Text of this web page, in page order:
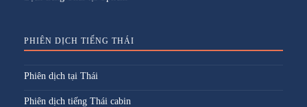
PHIÊN DỊCH TIẾNG THÁI
Phiên dịch tại Thái
Phiên dịch tiếng Thái cabin